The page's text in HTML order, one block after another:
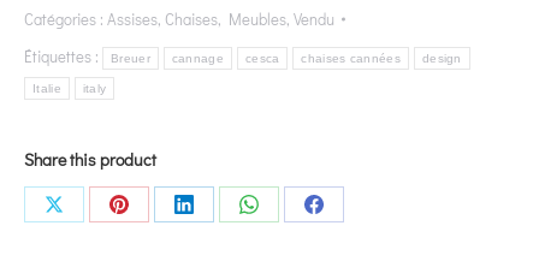
Catégories : Assises, Chaises, Meubles, Vendu
Étiquettes :
Breuer cannage cesca chaises cannées design
Italie italy
Share this product
Share
Share
Share
Share
Share